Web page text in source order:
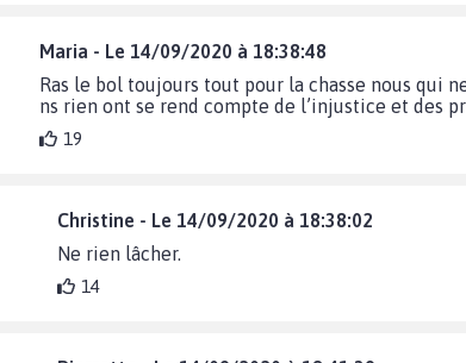
Maria - Le 14/09/2020 à 18:38:48
Ras le bol toujours tout pour la chasse nous qui
ns rien ont se rend compte de l’injustice et des
19
Christine - Le 14/09/2020 à 18:38:02
Ne rien lâcher.
14